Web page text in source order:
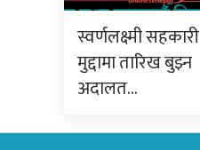
स्वर्णलक्ष्मी सहकारी
मुद्दामा तारिख बुझ्न
अदालत…